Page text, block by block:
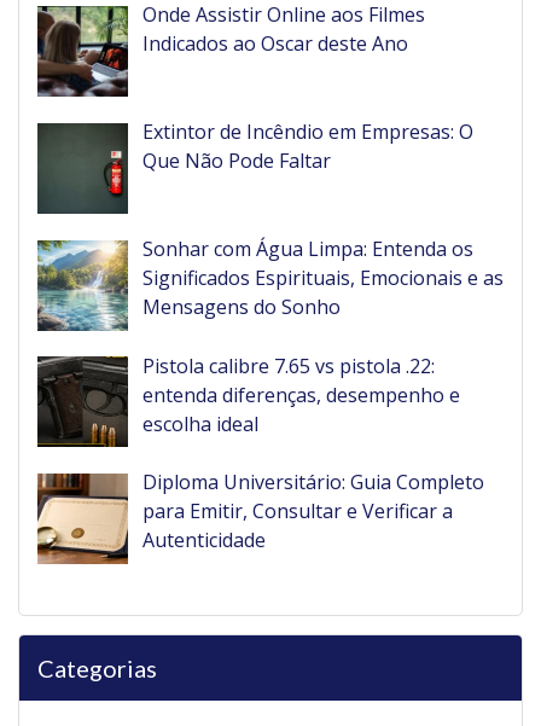
Onde Assistir Online aos Filmes
Indicados ao Oscar deste Ano
Extintor de Incêndio em Empresas: O
Que Não Pode Faltar
Sonhar com Água Limpa: Entenda os
Significados Espirituais, Emocionais e as
Mensagens do Sonho
Pistola calibre 7.65 vs pistola .22:
entenda diferenças, desempenho e
escolha ideal
Diploma Universitário: Guia Completo
para Emitir, Consultar e Verificar a
Autenticidade
Categorias